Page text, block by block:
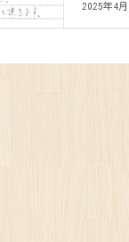
2025年4月